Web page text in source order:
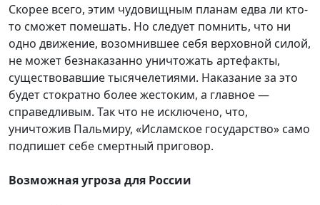
Скорее всего, этим чудовищным планам едва ли кто-
то сможет помешать. Но следует помнить, что ни
одно движение, возомнившее себя верховной силой,
не может безнаказанно уничтожать артефакты,
существовавшие тысячелетиями. Наказание за это
будет стократно более жестоким, а главное —
справедливым. Так что не исключено, что,
уничтожив Пальмиру, «Исламское государство» само
подпишет себе смертный приговор.
Возможная угроза для России